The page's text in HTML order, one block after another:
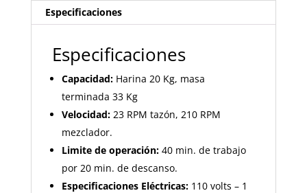
Especificaciones
Especificaciones
Capacidad:Harina 20 Kg, masa
terminada 33 Kg
Velocidad:23 RPM tazón, 210 RPM
mezclador.
Limite de operación:40 min. de trabajo
por 20 min. de descanso.
Especificaciones Eléctricas:110 volts – 1